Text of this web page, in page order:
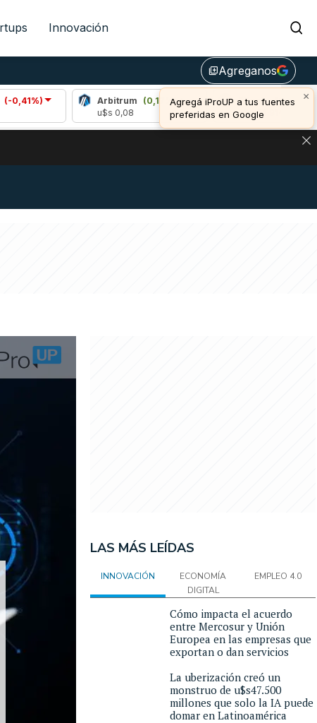
Innovación
library_addAgreganos
×
Agregá iProUP a tus fuentes
preferidas en Google
Arbitrum
(0,17%)
Bitcoin (0,77%)
u$s 64.914,00
IMPACTO EN BITCOIN, DÓLAR CRIPTO Y EXCHANGES
LAS MÁS LEÍDAS
INNOVACIÓN
ECONOMÍA
DIGITAL
EMPLEO 4.0
Cómo impacta el acuerdo
entre Mercosur y Unión
Europea en las empresas que
exportan o dan servicios
La uberización creó un
monstruo de u$s47.500
millones que solo la IA puede
domar en Latinoamérica